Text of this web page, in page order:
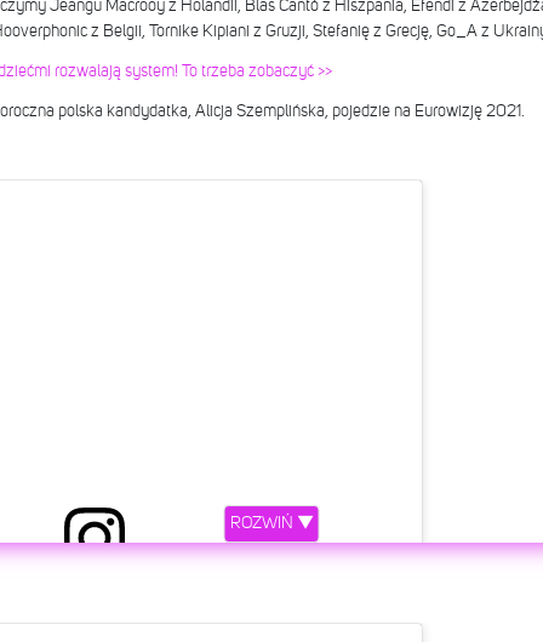
Jeangu Macrooy z Holandii, Blas Cantó z Hiszpania, Efendi z
z Belgii, Tornike Kipiani z Gruzji, Stefanię z Grecję, Go_A z
rozwalają system! To trzeba zobaczyć >>
polska kandydatka, Alicja Szemplińska, pojedzie na Eurowizję 2021.
ROZWIŃ ▼